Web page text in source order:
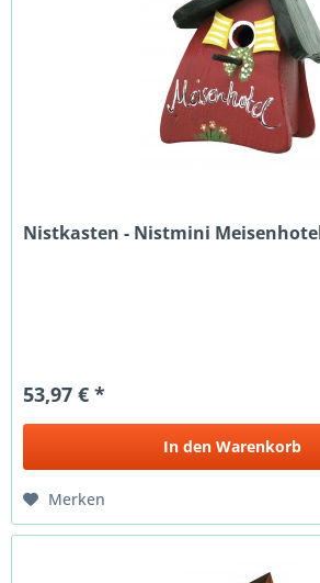
Nistkasten - Nistmini
53,97 € *
In den Warenkorb
Merken